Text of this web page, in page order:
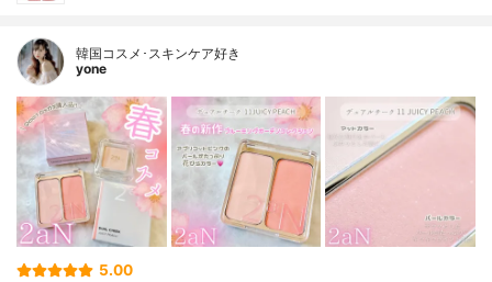
韓国コスメ･スキンケア好き
yone
5.00